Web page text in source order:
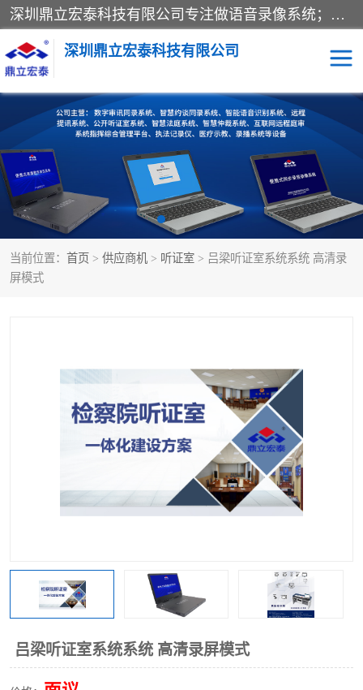
深圳鼎立宏泰科技有限公司专注做语音录像系统；主要服务有：约谈室同步录音录像系统、设计数字询问同步录音录像、数字约谈室同步录音录像、公开听证室、智慧庭审、智能语音识别转写、远程提讯（提审）、记录仪、远程指挥综合管理平台、录播系统等
深圳鼎立宏泰科技有限公司
当前位置： 首页 > 供应商机 > 听证室 > 吕梁听证室系统系统 高清录
屏模式
吕梁听证室系统系统 高清录屏模式
同步录音录像设备 便携式审讯设备
数字法庭 听证室
远程提讯 语音识别